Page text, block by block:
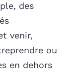
des
venir,
ou
en dehors